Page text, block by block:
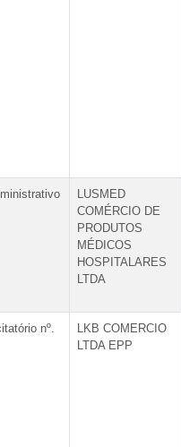
LUSMED
COMÉRCIO DE
PRODUTOS
MÉDICOS
HOSPITALARES
LTDA
nº.
LKB COMERCIO
LTDA EPP